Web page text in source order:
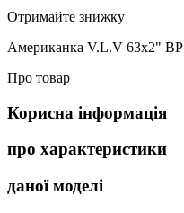
Отримайте знижку
Американка V.L.V 63х2" ВР
Про товар
Корисна інформація
про характеристики
даної моделі